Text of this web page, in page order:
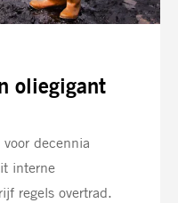
oliegigant
decennia
interne
regels overtrad.